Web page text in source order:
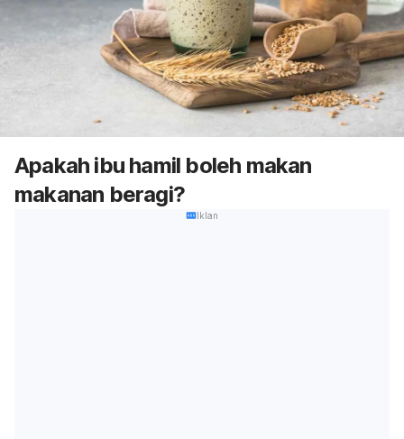
Apakah ibu hamil boleh makan
makanan beragi?
Iklan